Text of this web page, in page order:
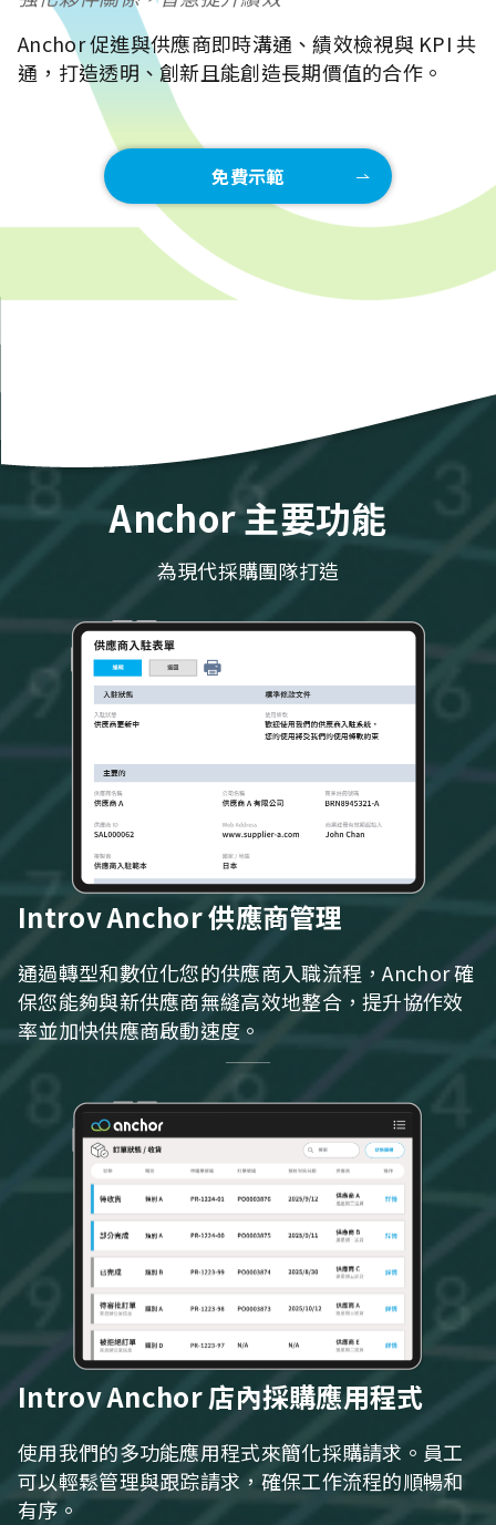
Anchor 促進與供應商即時溝通、績效檢視與 KPI 共
通，打造透明、創新且能創造長期價值的合作。
免費示範
Anchor 主要功能
為現代採購團隊打造
Introv Anchor 供應商管理
通過轉型和數位化您的供應商入職流程，Anchor 確
保您能夠與新供應商無縫高效地整合，提升協作效
率並加快供應商啟動速度。
Introv Anchor 店內採購應用程式
使用我們的多功能應用程式來簡化採購請求。員工
可以輕鬆管理與跟踪請求，確保工作流程的順暢和
有序。